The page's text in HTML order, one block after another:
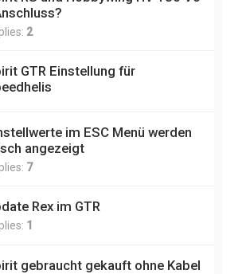
2
GTR Einstellung für
im ESC Menü werden
angezeigt
7
Rex im GTR
1
gebraucht gekauft ohne Kabel